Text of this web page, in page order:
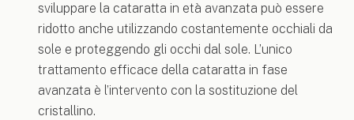
sviluppare la cataratta in età avanzata può essere
ridotto anche utilizzando costantemente occhiali da
sole e proteggendo gli occhi dal sole. L’unico
trattamento efficace della cataratta in fase
avanzata è l’intervento con la sostituzione del
cristallino.